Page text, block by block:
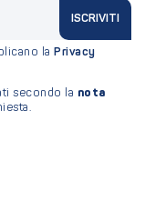
ISCRIVITI
la Privacy
secondo la nota